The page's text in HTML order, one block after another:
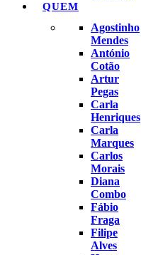
QUEM
Agostinho
Mendes
António
Cotão
Artur
Pegas
Carla
Henriques
Carla
Marques
Carlos
Morais
Diana
Combo
Fábio
Fraga
Filipe
Alves